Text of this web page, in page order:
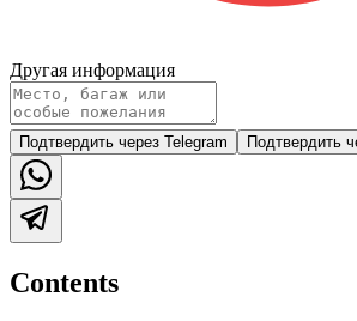
Другая информация
Подтвердить через Telegram Подтвердить
Contents